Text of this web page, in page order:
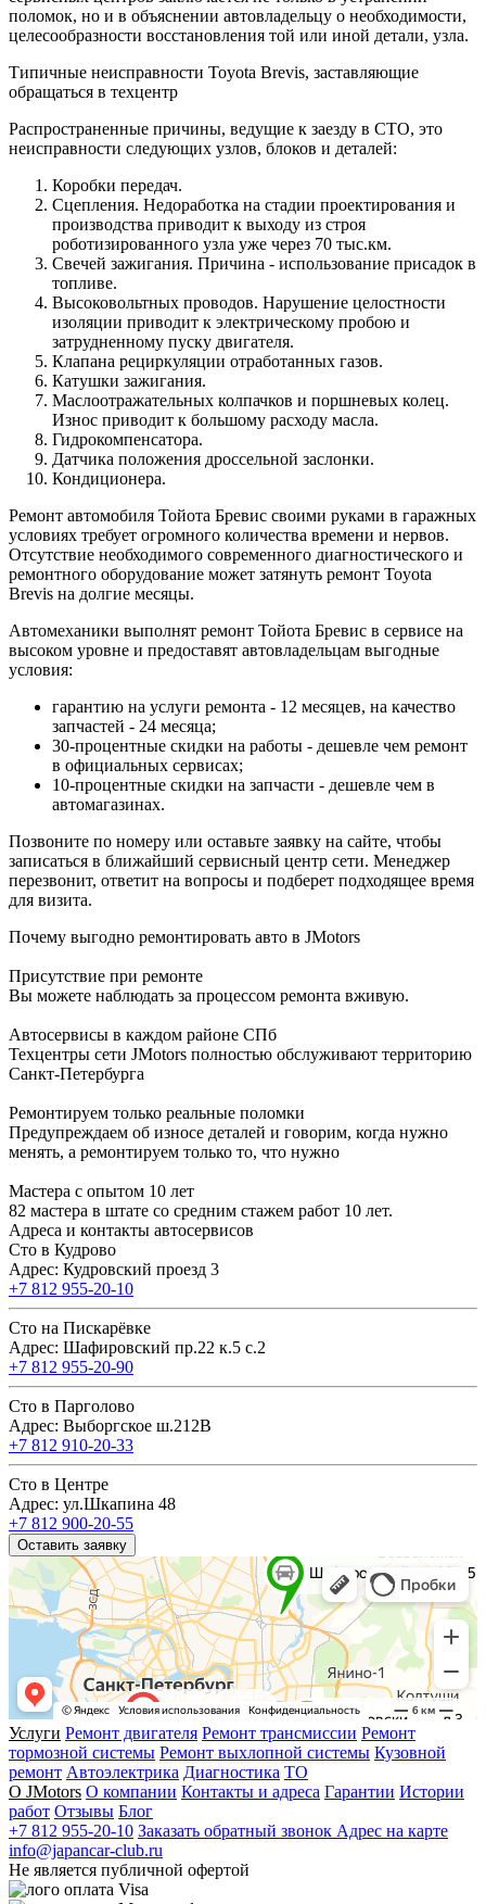
поломок, но и в объяснении автовладельцу о необходимости,
целесообразности восстановления той или иной детали, узла.
Типичные неисправности Toyota Brevis, заставляющие
обращаться в техцентр
Распространенные причины, ведущие к заезду в СТО, это
неисправности следующих узлов, блоков и деталей:
Коробки передач.
Сцепления. Недоработка на стадии проектирования и
производства приводит к выходу из строя
роботизированного узла уже через 70 тыс.км.
Свечей зажигания. Причина - использование присадок в
топливе.
Высоковольтных проводов. Нарушение целостности
изоляции приводит к электрическому пробою и
затрудненному пуску двигателя.
Клапана рециркуляции отработанных газов.
Катушки зажигания.
Маслоотражательных колпачков и поршневых колец.
Износ приводит к большому расходу масла.
Гидрокомпенсатора.
Датчика положения дроссельной заслонки.
Кондиционера.
Ремонт автомобиля Тойота Бревис своими руками в гаражных
условиях требует огромного количества времени и нервов.
Отсутствие необходимого современного диагностического и
ремонтного оборудование может затянуть ремонт Toyota
Brevis на долгие месяцы.
Автомеханики выполнят ремонт Тойота Бревис в сервисе на
высоком уровне и предоставят автовладельцам выгодные
условия:
гарантию на услуги ремонта - 12 месяцев, на качество
запчастей - 24 месяца;
30-процентные скидки на работы - дешевле чем ремонт
в официальных сервисах;
10-процентные скидки на запчасти - дешевле чем в
автомагазинах.
Позвоните по номеру или оставьте заявку на сайте, чтобы
записаться в ближайший сервисный центр сети. Менеджер
перезвонит, ответит на вопросы и подберет подходящее время
для визита.
Почему выгодно ремонтировать авто в JMotors
Присутствие при ремонте
Вы можете наблюдать за процессом ремонта вживую.
Автосервисы в каждом районе СПб
Техцентры сети JMotors полностью обслуживают территорию
Санкт-Петербурга
Ремонтируем только реальные поломки
Предупреждаем об износе деталей и говорим, когда нужно
менять, а ремонтируем только то, что нужно
Мастера с опытом 10 лет
82 мастера в штате со средним стажем работ 10 лет.
Адреса и контакты автосервисов
Сто в Кудрово
Адрес: Кудровский проезд 3
+7 812 955-20-10
Сто на Пискарёвке
Адрес: Шафировский пр.22 к.5 с.2
+7 812 955-20-90
Сто в Парголово
Адрес: Выборгское ш.212В
+7 812 910-20-33
Сто в Центре
Адрес: ул.Шкапина 48
+7 812 900-20-55
Оставить заявку
Услуги Ремонт двигателя Ремонт трансмиссии Ремонт
тормозной системы Ремонт выхлопной системы Кузовной
ремонт Автоэлектрика Диагностика ТО
О JMotors О компании Контакты и адреса Гарантии Истории
работ Отзывы Блог
+7 812 955-20-10 Заказать обратный звонок Адрес на карте
info@japancar-club.ru
Не является публичной офертой